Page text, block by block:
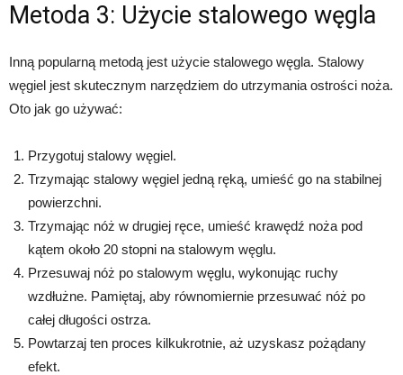
Metoda 3: Użycie stalowego węgla
Inną popularną metodą jest użycie stalowego węgla. Stalowy
węgiel jest skutecznym narzędziem do utrzymania ostrości noża.
Oto jak go używać:
Przygotuj stalowy węgiel.
Trzymając stalowy węgiel jedną ręką, umieść go na stabilnej
powierzchni.
Trzymając nóż w drugiej ręce, umieść krawędź noża pod
kątem około 20 stopni na stalowym węglu.
Przesuwaj nóż po stalowym węglu, wykonując ruchy
wzdłużne. Pamiętaj, aby równomiernie przesuwać nóż po
całej długości ostrza.
Powtarzaj ten proces kilkukrotnie, aż uzyskasz pożądany
efekt.